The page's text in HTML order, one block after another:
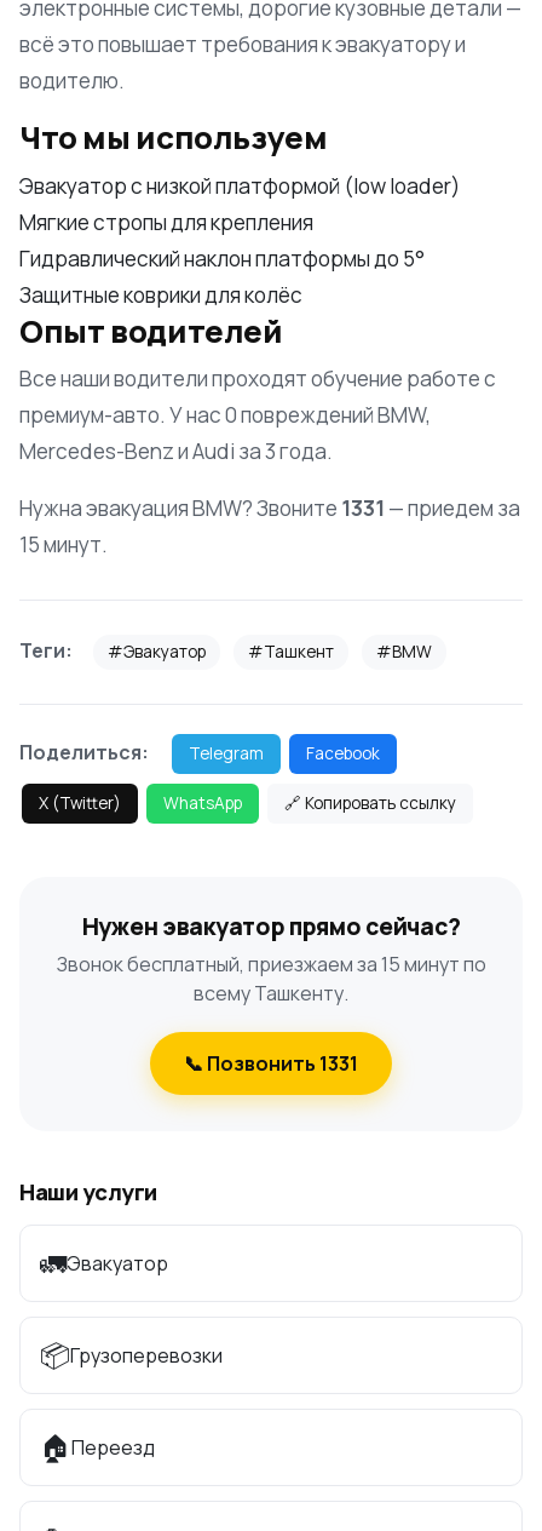
электронные системы, дорогие кузовные детали —
всё это повышает требования к эвакуатору и
водителю.
Что мы используем
Эвакуатор с низкой платформой (low loader)
Мягкие стропы для крепления
Гидравлический наклон платформы до 5°
Защитные коврики для колёс
Опыт водителей
Все наши водители проходят обучение работе с
премиум-авто. У нас 0 повреждений BMW,
Mercedes-Benz и Audi за 3 года.
Нужна эвакуация BMW? Звоните 1331 — приедем за
15 минут.
Теги: #Эвакуатор #Ташкент #BMW
Поделиться: Telegram Facebook
X (Twitter) WhatsApp 🔗 Копировать ссылку
Нужен эвакуатор прямо сейчас?
Звонок бесплатный, приезжаем за 15 минут по
всему Ташкенту.
📞 Позвонить 1331
Наши услуги
🚛Эвакуатор
📦Грузоперевозки
🏠Переезд